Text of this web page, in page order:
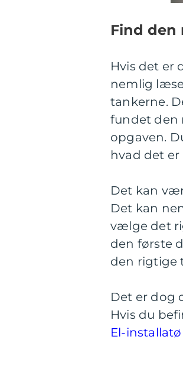
Find den
Hvis det er
nemlig
tankerne.
fundet den
opgaven.
hvad det
Det kan
Det kan
vælge det
den første
den rigtige
Det er dog
Hvis du
El-